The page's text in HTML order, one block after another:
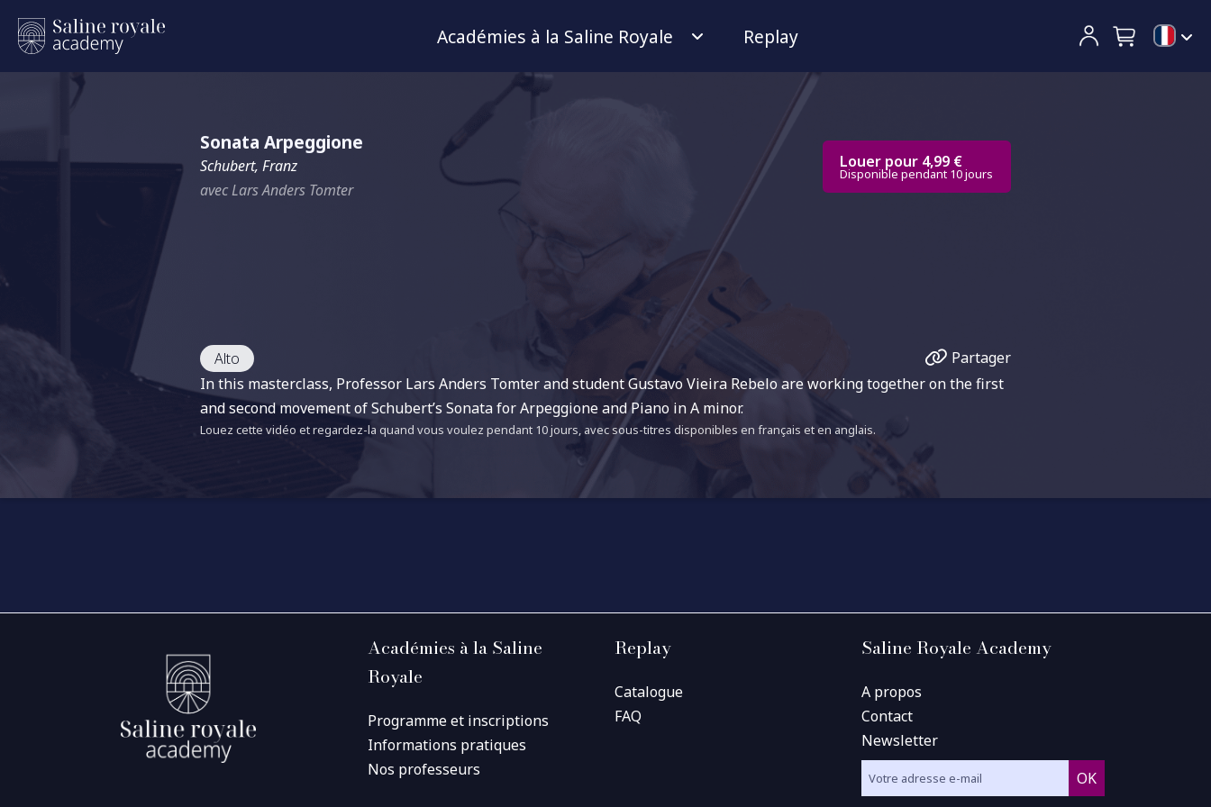
Académies à la Saline Royale Replay
Sonata Arpeggione
Schubert, Franz
avec Lars Anders Tomter
Louer pour 4,99 €
Disponible pendant 10 jours
Alto
Partager
In this masterclass, Professor Lars Anders Tomter and student Gustavo Vieira Rebelo are working together on the first
and second movement of Schubert’s Sonata for Arpeggione and Piano in A minor.
Louez cette vidéo et regardez-la quand vous voulez pendant 10 jours, avec sous-titres disponibles en français et en anglais.
Académies à la Saline
Royale
Programme et inscriptions
Informations pratiques
Nos professeurs
Replay
Catalogue
FAQ
Saline Royale Academy
A propos
Contact
Newsletter